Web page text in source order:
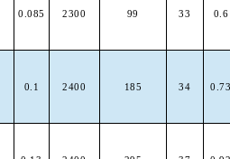
0.085 2300 99 33 0.6
0.1 2400 185 34